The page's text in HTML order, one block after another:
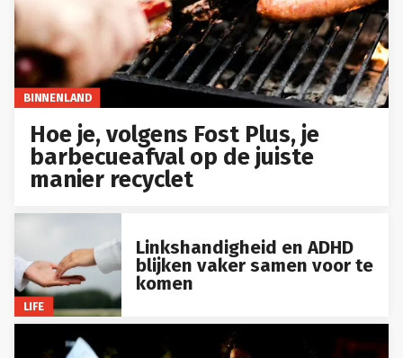
BINNENLAND
Hoe je, volgens Fost Plus, je
barbecueafval op de juiste
manier recyclet
LIFE
Linkshandigheid en ADHD
blijken vaker samen voor te
komen